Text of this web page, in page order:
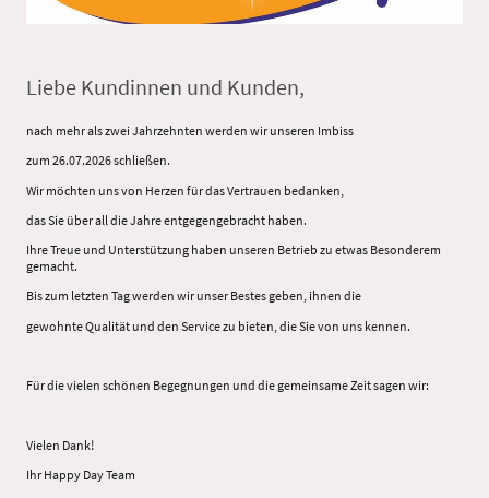
Liebe Kundinnen und Kunden,
nach mehr als zwei Jahrzehnten werden wir unseren Imbiss
zum 26.07.2026 schließen.
Wir möchten uns von Herzen für das Vertrauen bedanken,
das Sie über all die Jahre entgegengebracht haben.
Ihre Treue und Unterstützung haben unseren Betrieb zu etwas Besonderem
gemacht.
Bis zum letzten Tag werden wir unser Bestes geben, ihnen die
gewohnte Qualität und den Service zu bieten, die Sie von uns kennen.
Für die vielen schönen Begegnungen und die gemeinsame Zeit sagen wir:
Vielen Dank!
Ihr Happy Day Team